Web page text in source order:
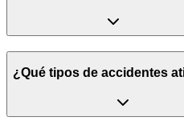
¿Qué tipos de accidentes